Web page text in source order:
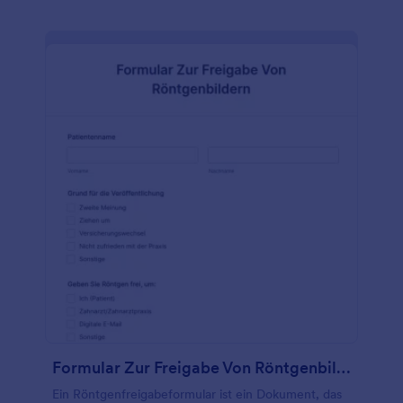
Gesundheitsfragebogen hinzufügen oder löschen
möchten, verwenden Sie unseren Drag & Drop-
hinzufügen und Schriftarten und Farben ändern, um
Ihrer Patienten mit HIPAA-freundlichen Funktionen
zu schützen. Mit einem Online-
Gesundheitsfragebogen, der wichtige medizinische
Daten erfasst und manuelle Prozesse für Sie
und mehr Zeit mit der Betreuung Ihrer Patienten
verbringen.
Formular Zur Freigabe Von Röntgenbildern
Ein Röntgenfreigabeformular ist ein Dokument, das